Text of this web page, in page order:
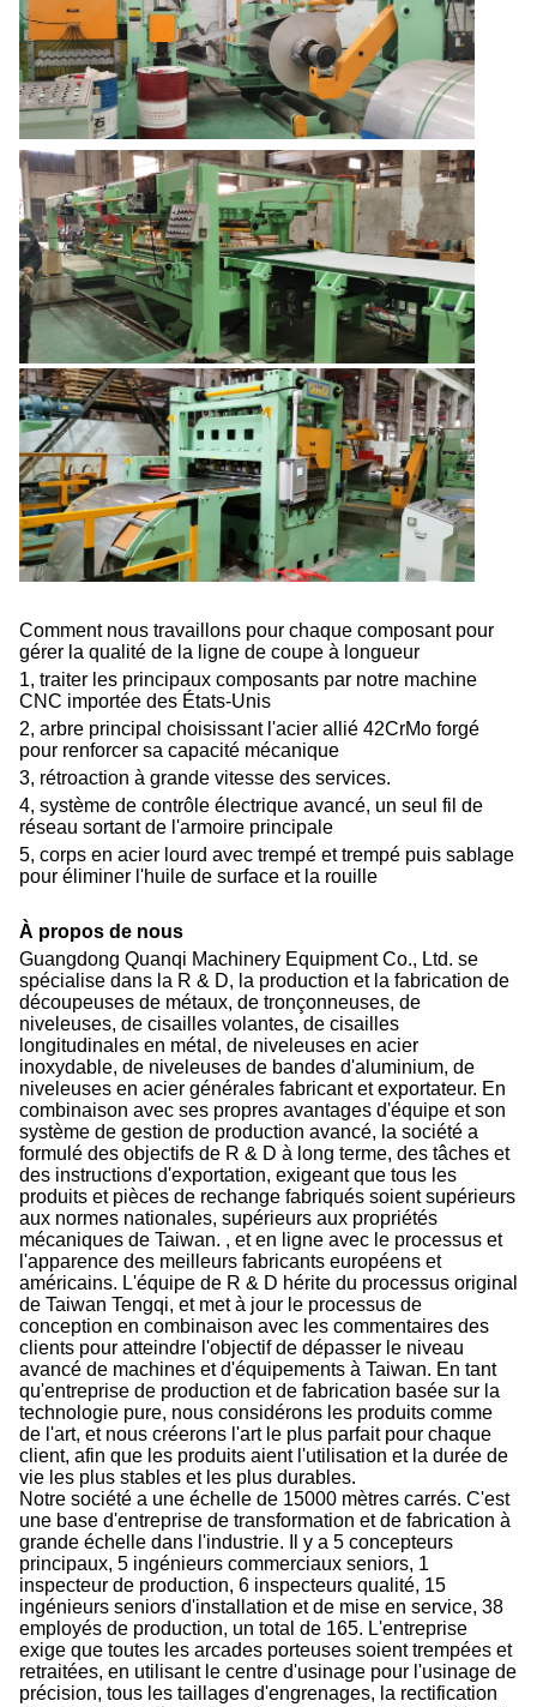
Comment nous travaillons pour chaque composant pour
gérer la qualité de la ligne de coupe à longueur
1, traiter les principaux composants par notre machine
CNC importée des États-Unis
2, arbre principal choisissant l'acier allié 42CrMo forgé
pour renforcer sa capacité mécanique
3, rétroaction à grande vitesse des services.
4, système de contrôle électrique avancé, un seul fil de
réseau sortant de l'armoire principale
5, corps en acier lourd avec trempé et trempé puis sablage
pour éliminer l'huile de surface et la rouille
À propos de nous
Guangdong Quanqi Machinery Equipment Co., Ltd. se
spécialise dans la R & D, la production et la fabrication de
découpeuses de métaux, de tronçonneuses, de
niveleuses, de cisailles volantes, de cisailles
longitudinales en métal, de niveleuses en acier
inoxydable, de niveleuses de bandes d'aluminium, de
niveleuses en acier générales fabricant et exportateur. En
combinaison avec ses propres avantages d'équipe et son
système de gestion de production avancé, la société a
formulé des objectifs de R & D à long terme, des tâches et
des instructions d'exportation, exigeant que tous les
produits et pièces de rechange fabriqués soient supérieurs
aux normes nationales, supérieurs aux propriétés
mécaniques de Taiwan. , et en ligne avec le processus et
l'apparence des meilleurs fabricants européens et
américains. L'équipe de R & D hérite du processus original
de Taiwan Tengqi, et met à jour le processus de
conception en combinaison avec les commentaires des
clients pour atteindre l'objectif de dépasser le niveau
avancé de machines et d'équipements à Taiwan. En tant
qu'entreprise de production et de fabrication basée sur la
technologie pure, nous considérons les produits comme
de l'art, et nous créerons l'art le plus parfait pour chaque
client, afin que les produits aient l'utilisation et la durée de
vie les plus stables et les plus durables.
Notre société a une échelle de 15000 mètres carrés. C'est
une base d'entreprise de transformation et de fabrication à
grande échelle dans l'industrie. Il y a 5 concepteurs
principaux, 5 ingénieurs commerciaux seniors, 1
inspecteur de production, 6 inspecteurs qualité, 15
ingénieurs seniors d'installation et de mise en service, 38
employés de production, un total de 165. L'entreprise
exige que toutes les arcades porteuses soient trempées et
retraitées, en utilisant le centre d'usinage pour l'usinage de
précision, tous les taillages d'engrenages, la rectification